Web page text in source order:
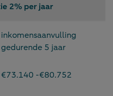
2% per jaar
inkomensaanvulling
gedurende 5 jaar
€73.140 -€80.752